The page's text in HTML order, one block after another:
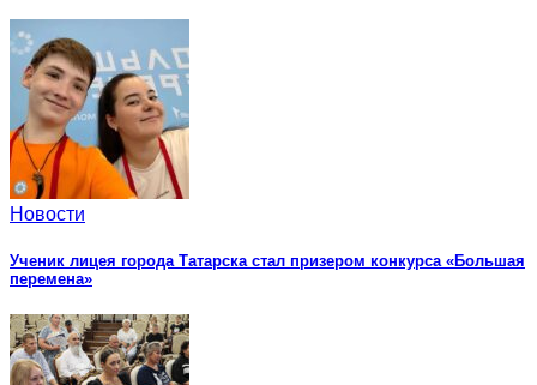
Новости
Ученик лицея города Татарска стал призером конкурса «Большая
перемена»